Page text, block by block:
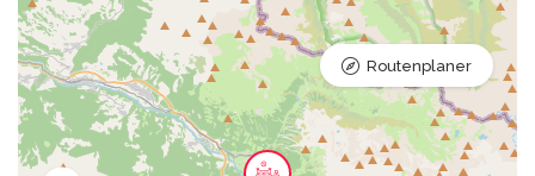
Routenplaner